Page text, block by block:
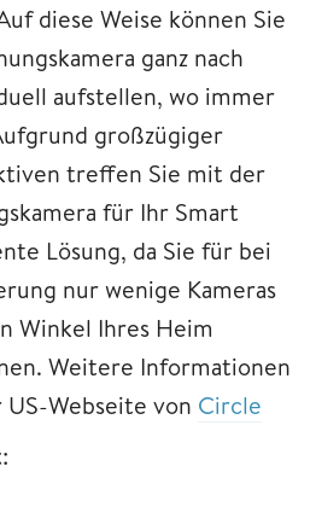
diese Weise können Sie
ganz nach
aufstellen, wo immer
großzügiger
treffen Sie mit der
für Ihr Smart
Lösung, da Sie für bei
nur wenige Kameras
Winkel Ihres Heim
Weitere Informationen
Webseite von Circle
: